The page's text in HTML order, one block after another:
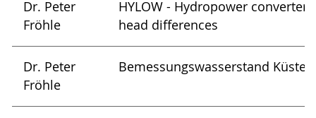
Dr. Peter
Fröhle
HYLOW - Hydropower
head differences
Dr. Peter
Fröhle
Bemessungswasserstand Küste